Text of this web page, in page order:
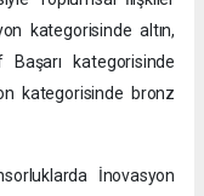
kategorisinde altın,
kategorisinde
kategorisinde bronz
İnovasyon